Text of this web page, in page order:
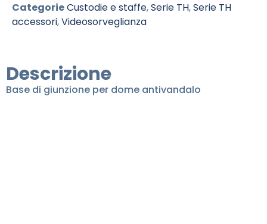
CategorieCustodie e staffe,Serie TH,Serie TH
accessori,Videosorveglianza
Descrizione
Base di giunzione per dome antivandalo